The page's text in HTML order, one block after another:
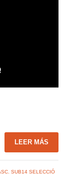
LEER MÁS
SUB14 SELECCIÓ